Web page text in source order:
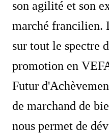
son agilité et son
marché francilien.
sur tout le spectre
promotion en
Futur
de marchand de
nous permet de